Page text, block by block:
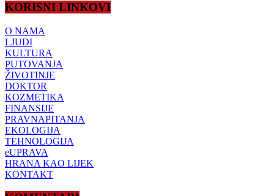
KORISNI LINKOVI
O NAMA
LJUDI
KULTURA
PUTOVANJA
ŽIVOTINJE
DOKTOR
KOZMETIKA
FINANSIJE
PRAVNAPITANJA
EKOLOGIJA
TEHNOLOGIJA
eUPRAVA
HRANA KAO LIJEK
KONTAKT